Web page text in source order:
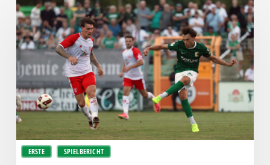
ERSTE SPIELBERICHT
Pleite:
Chemie
kassiert
späten
Knockout
gegen
Halle